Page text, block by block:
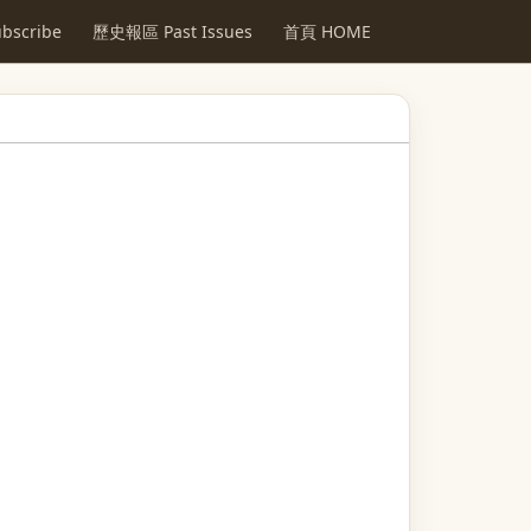
歷史報區 Past Issues 首頁 HOME